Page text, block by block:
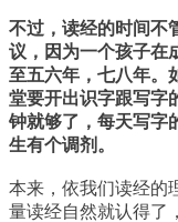
不过，读经的时间不
议，因为一个孩子在
至五六年，七八年。
堂要开出识字跟写字
钟就够了，每天写字
生有个调剂。
本来，依我们读经的
量读经自然就认得了